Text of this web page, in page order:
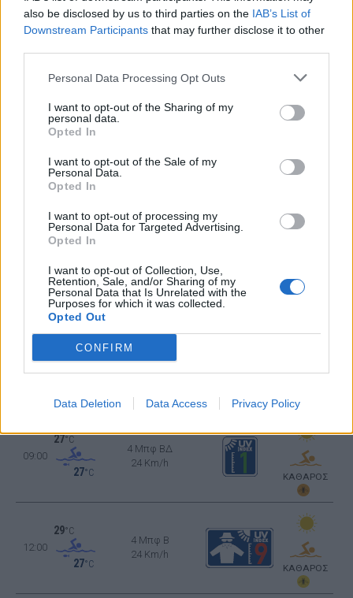
also be disclosed by us to third parties on the IAB’s List of
Downstream Participants that may further disclose it to other
Personal Data Processing Opt Outs
I want to opt-out of the Sharing of my
personal data.
Opted In
I want to opt-out of the Sale of my
Personal Data.
Opted In
I want to opt-out of processing my
Personal Data for Targeted Advertising.
Opted In
I want to opt-out of Collection, Use,
Retention, Sale, and/or Sharing of my
Personal Data that Is Unrelated with the
Purposes for which it was collected.
Opted Out
CONFIRM
Data Deletion Data Access Privacy Policy
27°C
3 Μπφ Δ
16 Km/h
ΚΑΘΑΡΟΣ
ΤΡΙΤΗ11 ΑΥΓΟΥΣΤΟΥ Ανατολή: 06:38 - Δύση 20:16
25°C
27°C
4 Μπφ Δ
24 Km/h
ΚΑΘΑΡΟΣ
06:00
16 Km/h
09:00
27°C
27°C
4 Μπφ ΒΔ
24 Km/h
ΚΑΘΑΡΟΣ
12:00
29°C
27°C
4 Μπφ B
24 Km/h
ΚΑΘΑΡΟΣ